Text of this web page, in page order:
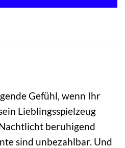
Gefühl, wenn Ihr
Lieblingsspielzeug
beruhigend
sind unbezahlbar. Und